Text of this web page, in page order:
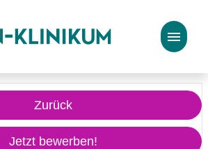
Zurück
Jetzt bewerben!